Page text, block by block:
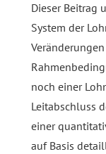
Dieser Beitrag
System der
noch einer
Leitabschluss
einer
auf Basis